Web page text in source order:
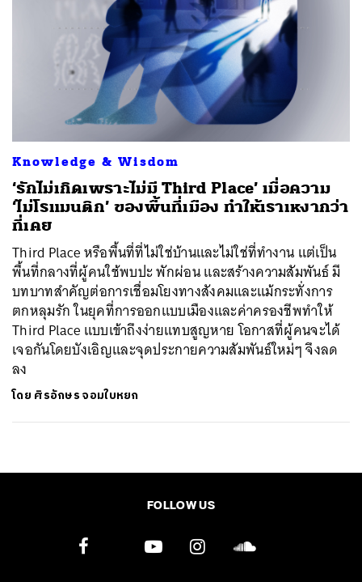
Knowledge & Wisdom
‘รักไม่เกิดเพราะไม่มี Third Place’ เมื่อความ
‘ไม่โรแมนติก’ ของพื้นที่เมือง ทำให้เราเหงากว่า
ที่เคย
Third Place หรือพื้นที่ที่ไม่ใช่บ้านและไม่ใช่ที่ทำงาน แต่เป็น
พื้นที่กลางที่ผู้คนใช้พบปะ พักผ่อน และสร้างความสัมพันธ์ มี
บทบาทสำคัญต่อการเชื่อมโยงทางสังคมและแม้กระทั่งการ
ตกหลุมรัก ในยุคที่การออกแบบเมืองและค่าครองชีพทำให้
Third Place แบบเข้าถึงง่ายแทบสูญหาย โอกาสที่ผู้คนจะได้
เจอกันโดยบังเอิญและจุดประกายความสัมพันธ์ใหม่ๆ จึงลด
ลง
โดย ศิรอักษร จอมใบหยก
FOLLOW US